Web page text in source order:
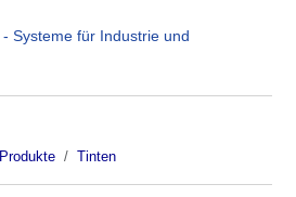
Produkte
Tinten